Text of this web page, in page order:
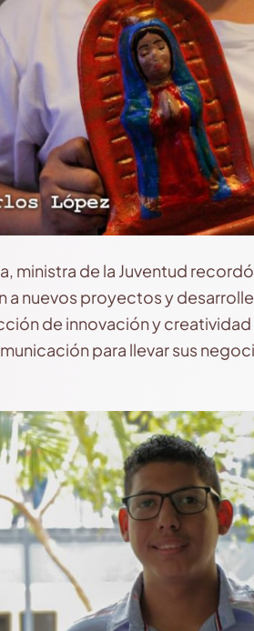
ministra de la Juventud
a nuevos proyectos y
de innovación y
para llevar sus